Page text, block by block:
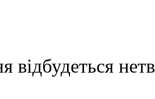
відбудеться